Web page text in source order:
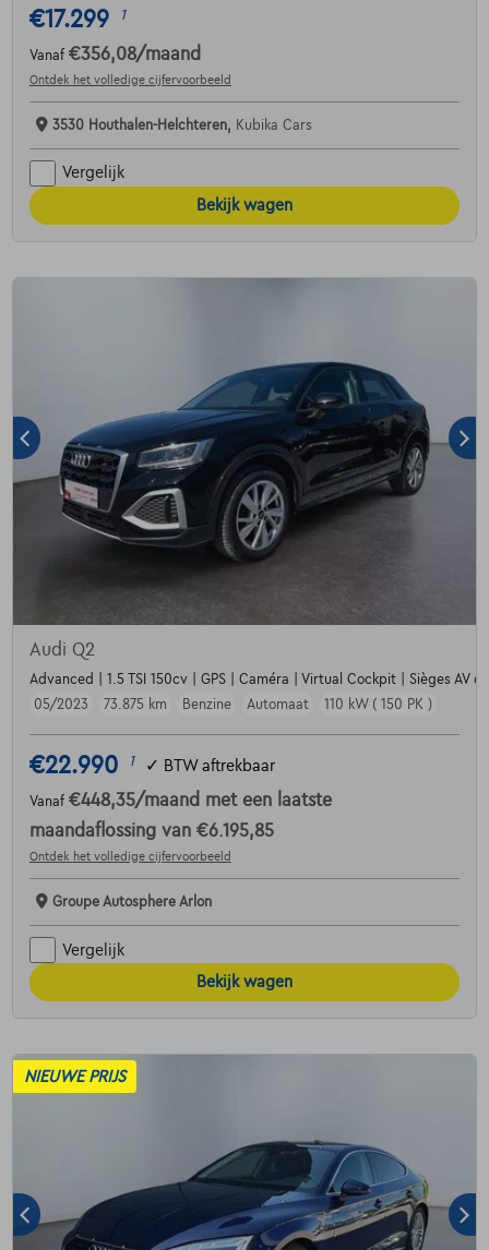
€17.299 1
Vanaf €356,08/maand
Ontdek het volledige cijfervoorbeeld
3530 Houthalen-Helchteren, Kubika Cars
Vergelijk
Bekijk wagen
Audi Q2
Advanced | 1.5 TSI 150cv | GPS | Caméra | Virtual Cockpit | Sièges AV
05/2023
73.875 km Benzine Automaat 110 kW ( 150 PK )
€22.990 1 ✓ BTW aftrekbaar
Vanaf €448,35/maand met een laatste
maandaflossing van €6.195,85
Ontdek het volledige cijfervoorbeeld
Groupe Autosphere Arlon
Vergelijk
Bekijk wagen
NIEUWE PRIJS